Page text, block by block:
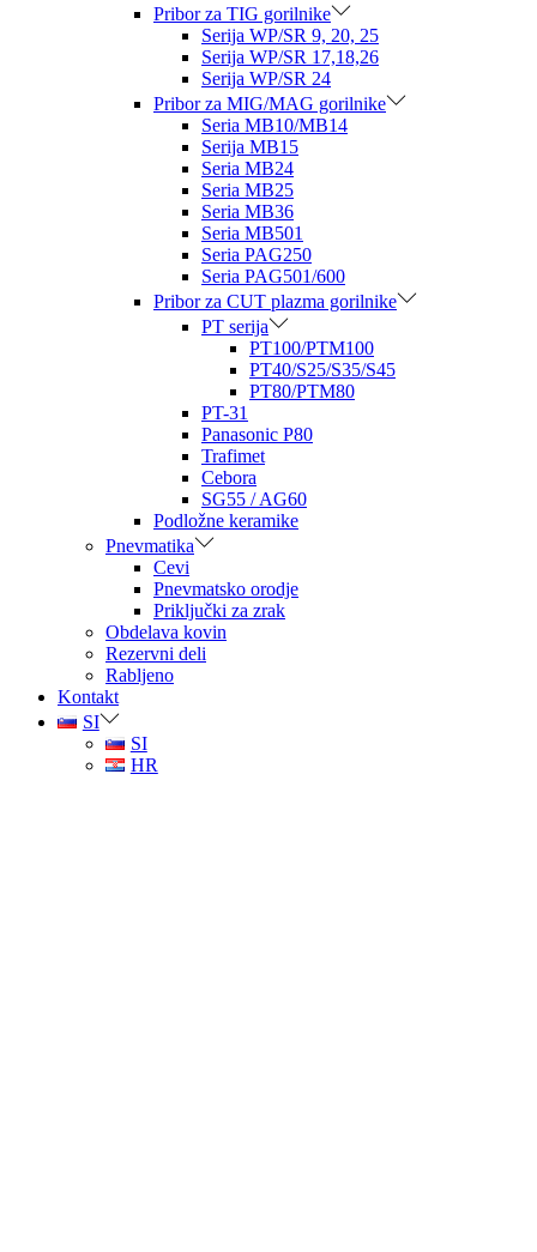
Pribor za TIG gorilnike
Serija WP/SR 9, 20, 25
Serija WP/SR 17,18,26
Serija WP/SR 24
Pribor za MIG/MAG gorilnike
Seria MB10/MB14
Serija MB15
Seria MB24
Seria MB25
Seria MB36
Seria MB501
Seria PAG250
Seria PAG501/600
Pribor za CUT plazma gorilnike
PT serija
PT100/PTM100
PT40/S25/S35/S45
PT80/PTM80
PT-31
Panasonic P80
Trafimet
Cebora
SG55 / AG60
Podložne keramike
Pnevmatika
Cevi
Pnevmatsko orodje
Priključki za zrak
Obdelava kovin
Rezervni deli
Rabljeno
Kontakt
SI
SI
HR